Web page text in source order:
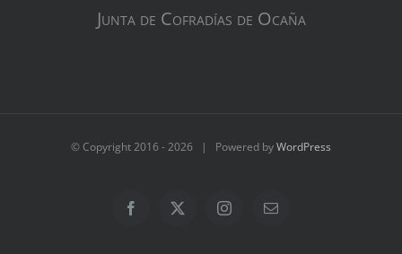
Junta de Cofradías de Ocaña
© Copyright 2016 -2026 | Powered byWordPress
Facebook
X InstagramCorreo